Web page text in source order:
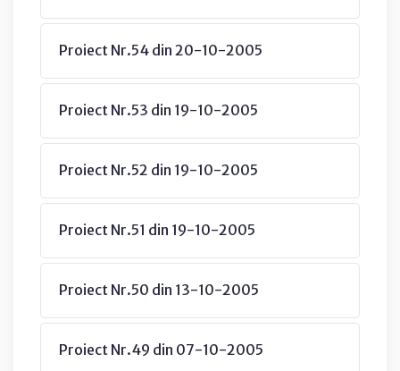
Proiect Nr.54 din 20-10-2005
Proiect Nr.53 din 19-10-2005
Proiect Nr.52 din 19-10-2005
Proiect Nr.51 din 19-10-2005
Proiect Nr.50 din 13-10-2005
Proiect Nr.49 din 07-10-2005